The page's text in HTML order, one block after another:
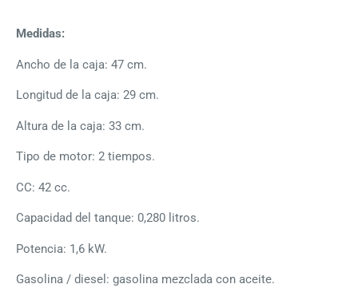
Medidas:
Ancho de la caja: 47 cm.
Longitud de la caja: 29 cm.
Altura de la caja: 33 cm.
Tipo de motor: 2 tiempos.
CC: 42 cc.
Capacidad del tanque: 0,280 litros.
Potencia: 1,6 kW.
Gasolina / diesel: gasolina mezclada con aceite.